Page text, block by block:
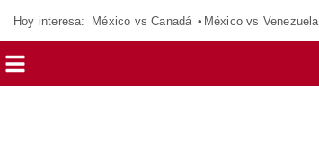
Hoy interesa: México vs Canadá México vs Venezuela